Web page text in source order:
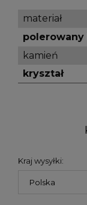
materiał
polerowany
kamień
kryształ
Kraj wysyłki: